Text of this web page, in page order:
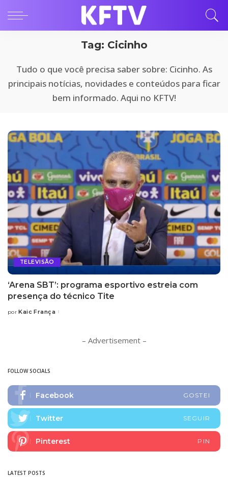
Tag: Cicinho
Tudo o que você precisa saber sobre: Cicinho. As
principais notícias, novidades e conteúdos para ficar
bem informado. Aqui no KFTV!
TELEVISÃO
‘Arena SBT’: programa esportivo estreia com
presença do técnico Tite
Posted
por Kaic França
– Advertisement –
FOLLOW SOCIALS
Facebook GOSTEI
Twitter SEGUIR
Pinterest PIN
LATEST POSTS